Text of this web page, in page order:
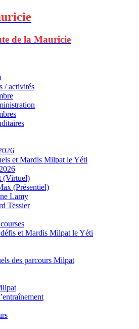
de la Mauricie
/ activités
et Mardis Milpat le Yéti
(Virtuel)
(Présentiel)
Lamy
Tessier
défis et Mardis Milpat le Yéti
des parcours Milpat